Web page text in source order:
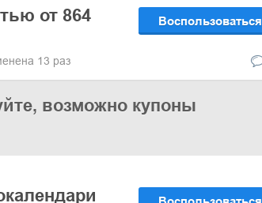
от 864
Воспользоваться
13 раз
возможно купоны